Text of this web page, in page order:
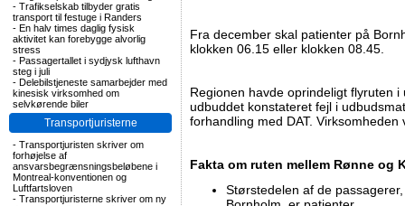
- Trafikselskab tilbyder gratis
transport til festuge i Randers
- En halv times daglig fysisk
aktivitet kan forebygge alvorlig
stress
- Passagertallet i sydjysk lufthavn
steg i juli
- Delebilstjeneste samarbejder med
kinesisk virksomhed om
selvkørende biler
Transportjuristerne
- Transportjuristen skriver om
forhøjelse af
ansvarsbegrænsningsbeløbene i
Montreal-konventionen og
Luftfartsloven
- Transportjuristerne skriver om ny
Fra december skal patienter på
klokken 06.15 eller klokken 08.45.
Regionen havde oprindeligt flyruten
udbuddet konstateret fejl i
forhandling med DAT.
​Fakta om ruten mellem Rønne og
Størstedelen af de